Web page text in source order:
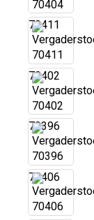
70411
70402
70396
70406